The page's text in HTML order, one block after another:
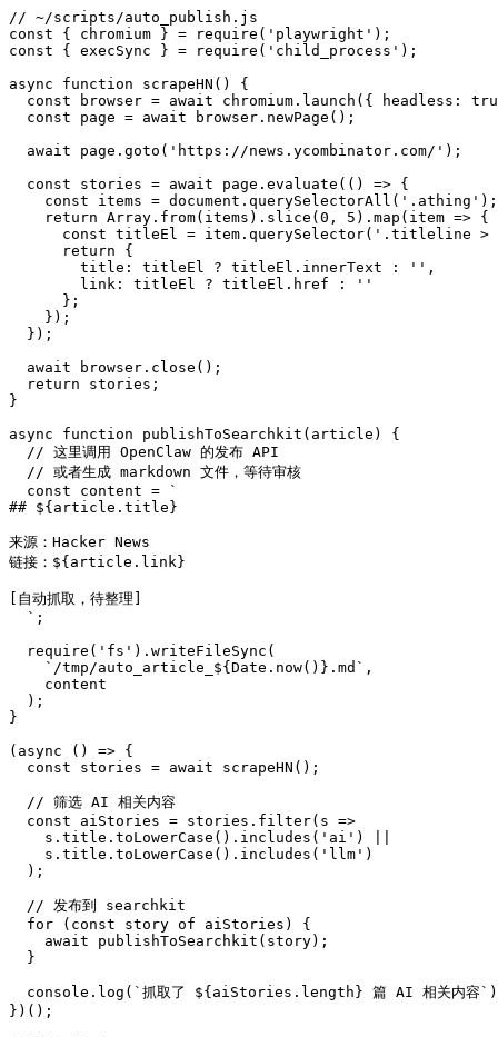
// ~/scripts/auto_publish.js
const { chromium } = require('playwright');
const { execSync } = require('child_process');
async function scrapeHN() {
const browser = await chromium.launch({ headless:
  const page = await browser.newPage();
  await page.goto('https://news.ycombinator.com/');
  const stories = await page.evaluate(() => {
    const items = document.querySelectorAll('.athing');
    return Array.from(items).slice(0, 5).map(item => {
const titleEl = item.querySelector('.titleline >
      return {
        title: titleEl ? titleEl.innerText : '',
        link: titleEl ? titleEl.href : ''
      };
    });
  });
  await browser.close();
  return stories;
}
async function publishToSearchkit(article) {
  // 这里调用 OpenClaw 的发布 API
  // 或者生成 markdown 文件，等待审核
  const content = `
## ${article.title}
来源：Hacker News
链接：${article.link}
[自动抓取，待整理]
  `;
  require('fs').writeFileSync(
    `/tmp/auto_article_${Date.now()}.md`,
    content
  );
}
(async () => {
  const stories = await scrapeHN();
  // 筛选 AI 相关内容
  const aiStories = stories.filter(s =>
    s.title.toLowerCase().includes('ai') ||
    s.title.toLowerCase().includes('llm')
  );
  // 发布到 searchkit
  for (const story of aiStories) {
    await publishToSearchkit(story);
  }
console.log(`抓取了 ${aiStories.length} 篇 AI 相关内容
})();